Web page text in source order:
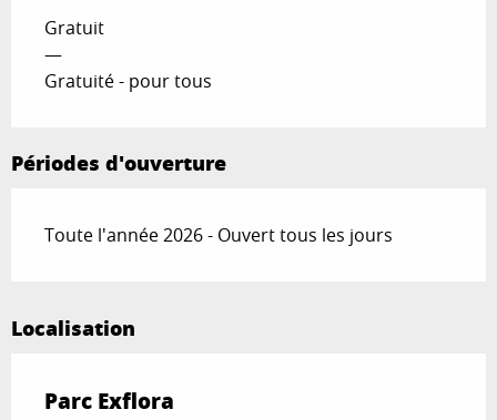
Gratuit
—
Gratuité - pour tous
Périodes d'ouverture
Toute l'année 2026 - Ouvert tous les jours
Localisation
Parc Exflora